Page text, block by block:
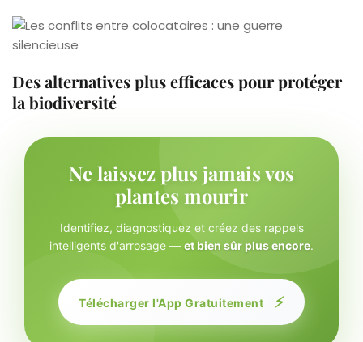
Des alternatives plus efficaces pour protéger
la biodiversité
Ne laissez plus jamais vos
plantes mourir
Identifiez, diagnostiquez et créez des rappels
intelligents d'arrosage — et bien sûr plus encore.
Télécharger l'App Gratuitement ⚡